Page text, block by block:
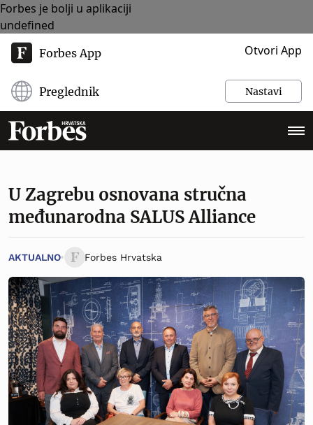
Forbes je bolji u aplikaciji
undefined
Forbes App Otvori App
Preglednik Nastavi
U Zagrebu osnovana stručna
međunarodna SALUS Alliance
AKTUALNO Forbes Hrvatska